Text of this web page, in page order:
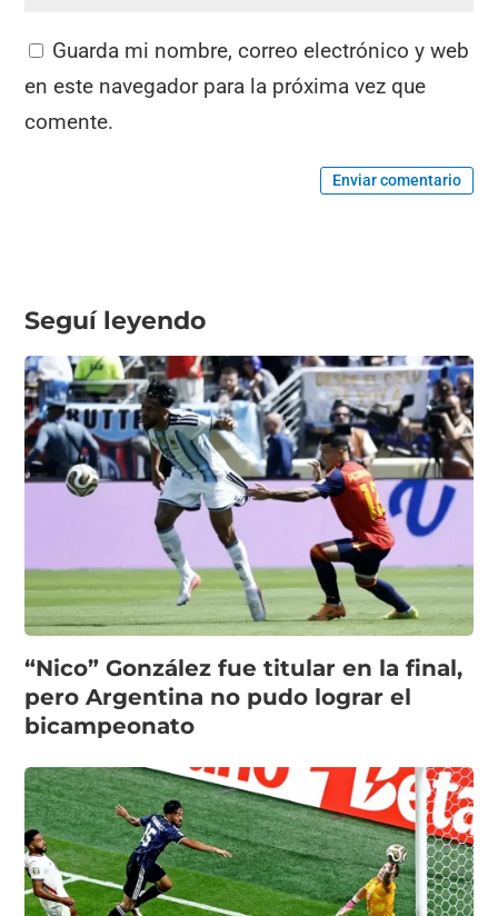
Guarda mi nombre, correo electrónico y web
en este navegador para la próxima vez que
comente.
Enviar comentario
Seguí leyendo
“Nico” González fue titular en la final,
pero Argentina no pudo lograr el
bicampeonato